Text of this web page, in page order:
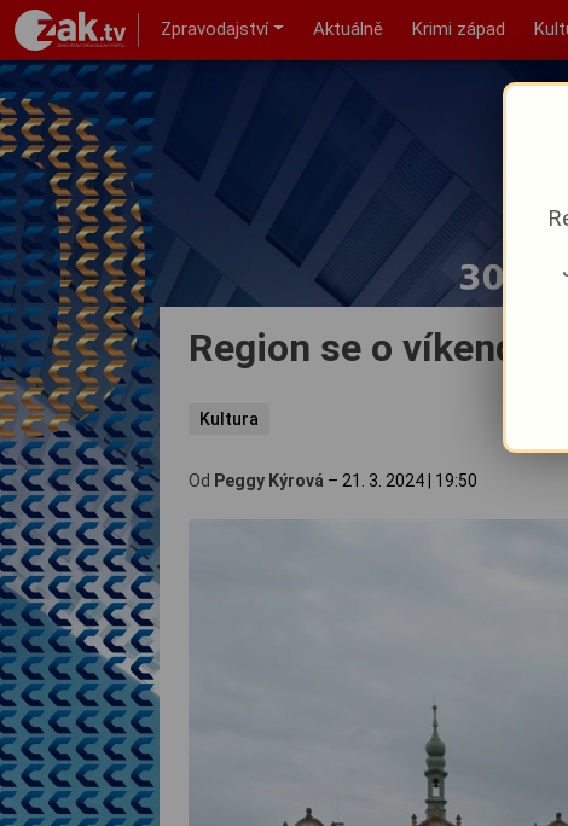
Zpravodajství Aktuálně Krimi západ
Region se o víkendu
Kultura
Od Peggy Kýrová – 21. 3. 2024 19:50